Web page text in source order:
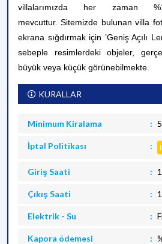
villalarımızda her zaman
mevcuttur. Sitemizde bulunan villa
ekrana sığdırmak için ’Geniş Açılı
sebeple resimlerdeki objeler,
büyük veya küçük görünebilmekte.
KURALLAR
Minimum Kiralama
İptal Politikası
Giriş Saati
Çıkış Saati
Elektrik - Su
Kapora ödemesi